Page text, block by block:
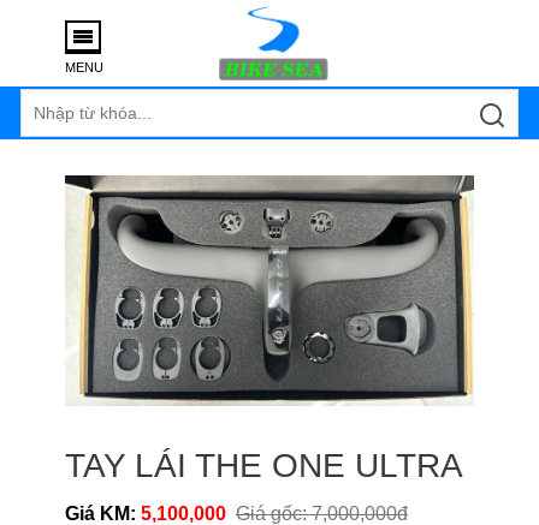
MENU
TAY LÁI THE ONE ULTRA
Giá KM: 5,100,000 Giá gốc: 7,000,000đ